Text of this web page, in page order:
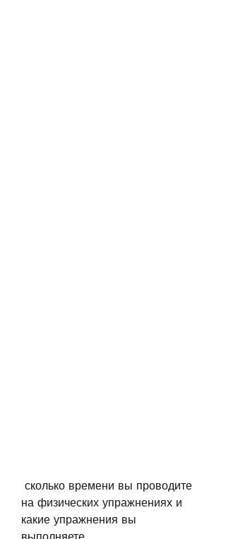
на физических упражнениях и
какие упражнения вы
выполняете.